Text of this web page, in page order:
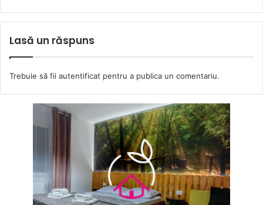
Lasă un răspuns
Trebuie să fii autentificat pentru a publica un comentariu.